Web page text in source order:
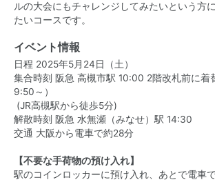
ルの大会にもチャレンジしてみたいという方
たいコースです。
イベント情報
日程 2025年5月24日（土）
集合時刻 阪急 高槻市駅 10:00 2階改札前に着
9:50～）
(JR高槻駅から徒歩5分)
解散時刻 阪急 水無瀬（みなせ）駅 14:30
交通 大阪から電車で約28分
【不要な手荷物の預け入れ】
駅のコインロッカーに預け入れ、あとで電車